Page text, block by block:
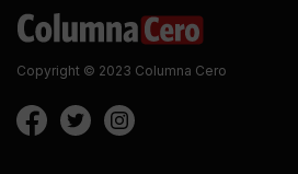
Copyright © 2023 Columna Cero